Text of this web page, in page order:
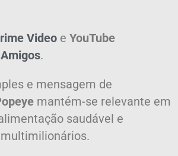
Video e YouTube
.
e mensagem de
mantém-se relevante em
saudável e